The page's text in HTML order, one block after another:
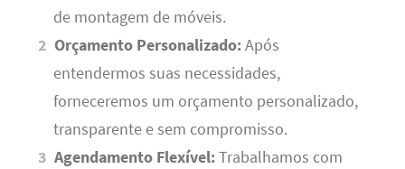
de montagem de móveis.
Orçamento Personalizado:Após
entendermos suas necessidades,
forneceremos um orçamento personalizado,
transparente e sem compromisso.
Agendamento Flexível:Trabalhamos com